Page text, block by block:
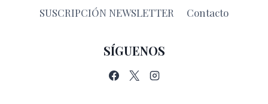
SUSCRIPCIÓN NEWSLETTER
Contacto
SÍGUENOS